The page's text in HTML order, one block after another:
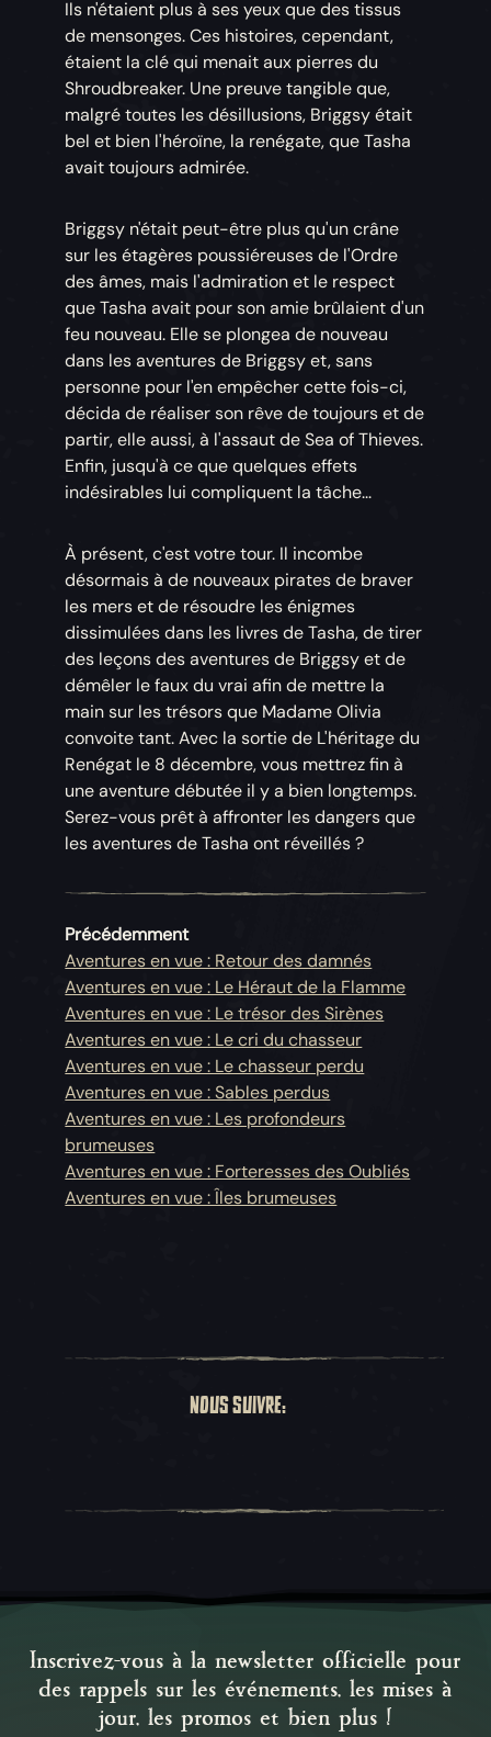
Ils n'étaient plus à ses yeux que des tissus
de mensonges. Ces histoires, cependant,
étaient la clé qui menait aux pierres du
Shroudbreaker. Une preuve tangible que,
malgré toutes les désillusions, Briggsy était
bel et bien l'héroïne, la renégate, que Tasha
avait toujours admirée.
Briggsy n'était peut-être plus qu'un crâne
sur les étagères poussiéreuses de l'Ordre
des âmes, mais l'admiration et le respect
que Tasha avait pour son amie brûlaient d'un
feu nouveau. Elle se plongea de nouveau
dans les aventures de Briggsy et, sans
personne pour l'en empêcher cette fois-ci,
décida de réaliser son rêve de toujours et de
partir, elle aussi, à l'assaut de Sea of Thieves.
Enfin, jusqu'à ce que quelques effets
indésirables lui compliquent la tâche...
À présent, c'est votre tour. Il incombe
désormais à de nouveaux pirates de braver
les mers et de résoudre les énigmes
dissimulées dans les livres de Tasha, de tirer
des leçons des aventures de Briggsy et de
démêler le faux du vrai afin de mettre la
main sur les trésors que Madame Olivia
convoite tant. Avec la sortie de L'héritage du
Renégat le 8 décembre, vous mettrez fin à
une aventure débutée il y a bien longtemps.
Serez-vous prêt à affronter les dangers que
les aventures de Tasha ont réveillés ?
Précédemment
Aventures en vue : Retour des damnés
Aventures en vue : Le Héraut de la Flamme
Aventures en vue : Le trésor des Sirènes
Aventures en vue : Le cri du chasseur
Aventures en vue : Le chasseur perdu
Aventures en vue : Sables perdus
Aventures en vue : Les profondeurs
brumeuses
Aventures en vue : Forteresses des Oubliés
Aventures en vue : Îles brumeuses
NOUS SUIVRE:
Inscrivez-vous à la newsletter officielle pour
des rappels sur les événements, les mises à
jour, les promos et bien plus !